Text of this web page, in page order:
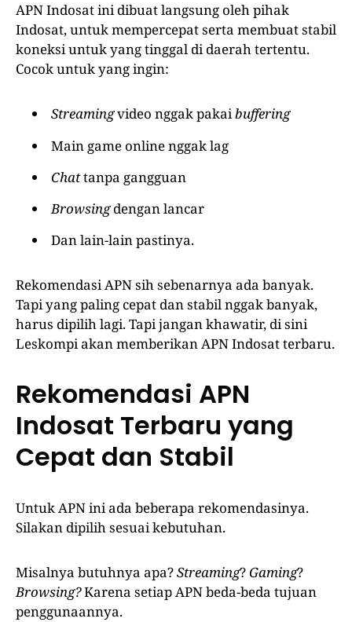
APN Indosat ini dibuat langsung oleh pihak
Indosat, untuk mempercepat serta membuat stabil
koneksi untuk yang tinggal di daerah tertentu.
Cocok untuk yang ingin:
Streamingvideo nggak pakaibuffering
Main game online nggak lag
Chattanpa gangguan
Browsingdengan lancar
Dan lain-lain pastinya.
Rekomendasi APN sih sebenarnya ada banyak.
Tapi yang paling cepat dan stabil nggak banyak,
harus dipilih lagi. Tapi jangan khawatir, di sini
Leskompi akan memberikan APN Indosat terbaru.
Rekomendasi APN
Indosat Terbaru yang
Cepat dan Stabil
Untuk APN ini ada beberapa rekomendasinya.
Silakan dipilih sesuai kebutuhan.
Misalnya butuhnya apa?Streaming?Gaming?
Browsing?Karena setiap APN beda-beda tujuan
penggunaannya.